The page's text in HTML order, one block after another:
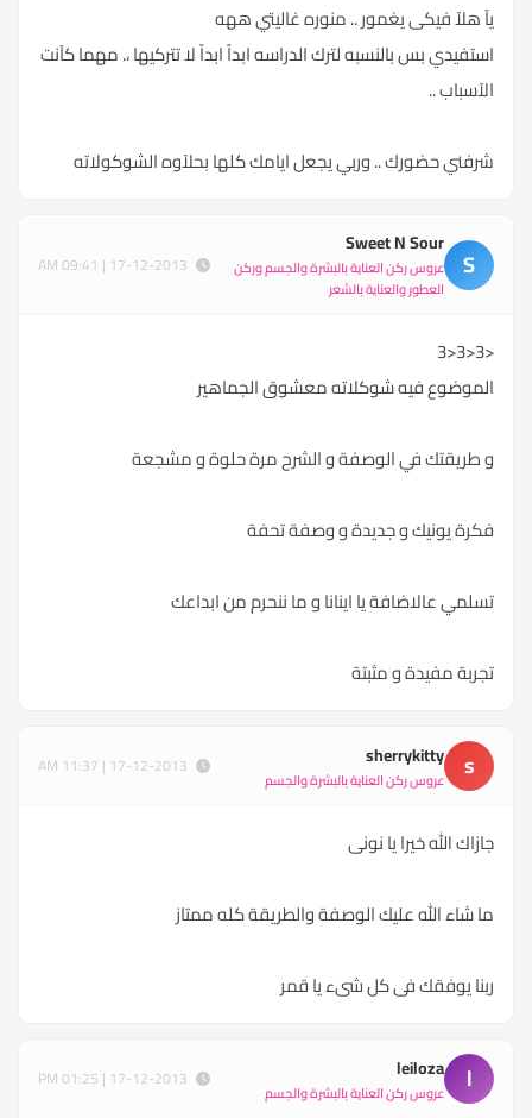
يآ هلآ فيكى يغمور .. منوره غاليتي ههه
استفيدي بس بالنسبه لترك الدراسه ابداً ابداً لا تتركيها ،. مهما كآنت
الآسباب ..
شرفني حضورك .. وربي يجعل ايامك كلها بحلآوه الشوكولاته
S
Sweet N Sour
عروس ركن العناية بالبشرة والجسم وركن
العطور والعناية بالشعر
<3<3<3
الموضوع فيه شوكلاته معشوق الجماهير
و طريقتك في الوصفة و الشرح مرة حلوة و مشجعة
فكرة يونيك و جديدة و وصفة تحفة
تسلمي عالاضافة يا اينانا و ما ننحرم من ابداعك
تجربة مفيدة و مثبتة
s
sherrykitty
عروس ركن العناية بالبشرة والجسم
جازاك الله خيرا يا نونى
ما شاء الله عليك الوصفة والطريقة كله ممتاز
ربنا يوفقك فى كل شىء يا قمر
l
leiloza
عروس ركن العناية بالبشرة والجسم